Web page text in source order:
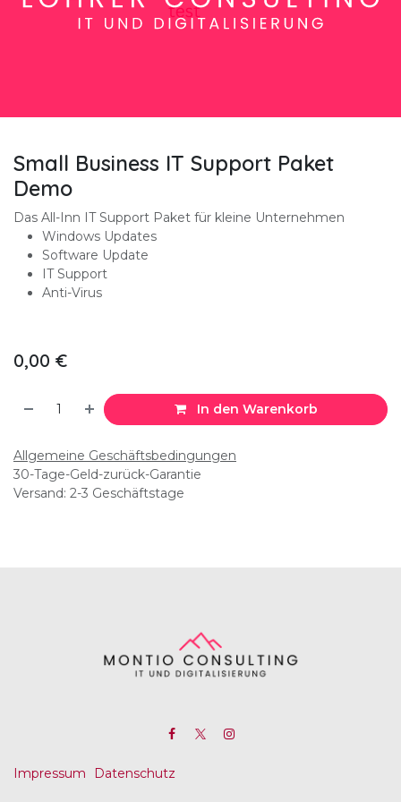
Small Business IT Support Paket
Demo
Das All-Inn IT Support Paket für kleine Unternehmen
Windows Updates
Software Update
IT Support
Anti-Virus
0,00 €
In den Warenkorb
Allgemeine Geschäftsbedingungen
30-Tage-Geld-zurück-Garantie
Versand: 2-3 Geschäftstage
Impressum Datenschutz